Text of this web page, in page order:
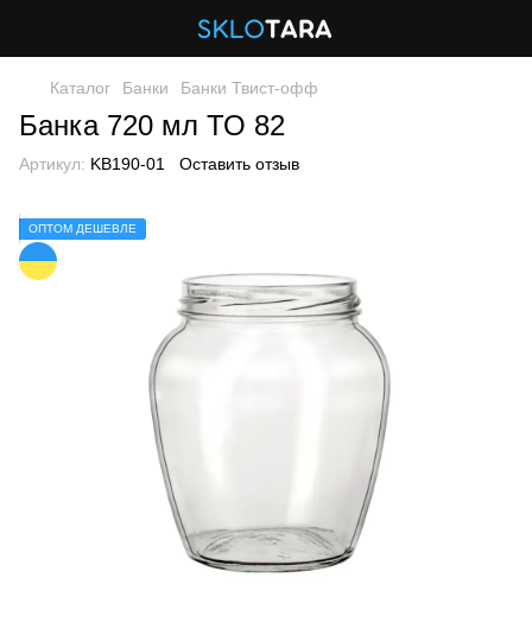
Каталог Банки Банки Твист-офф
Банка 720 мл ТО 82
Артикул: KB190-01 Оставить отзыв
ОПТОМ ДЕШЕВЛЕ